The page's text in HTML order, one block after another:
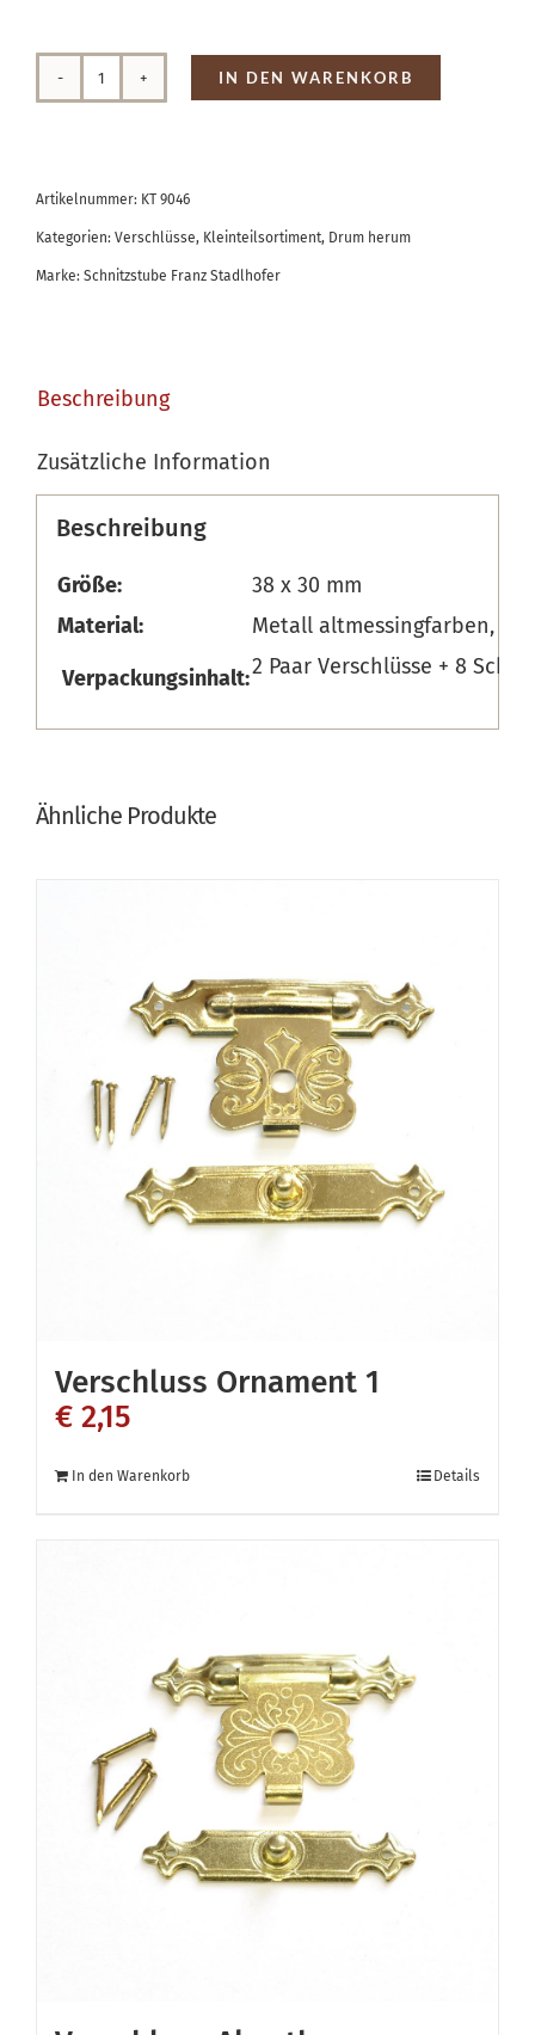
Verschluss
IN DEN WARENKORB
Artikelnummer: KT 9046
Kategorien: Verschlüsse, Kleinteilsortiment, Drum herum
Marke: Schnitzstube Franz Stadlhofer
Beschreibung
Zusätzliche Information
Beschreibung
Größe:
38 x 30 mm
Material:
Metall altmessingfarben,
Verpackungsinhalt:2 Paar Verschlüsse + 8
Ähnliche Produkte
Verschluss Ornament 1
€ 2,15
In den Warenkorb Details